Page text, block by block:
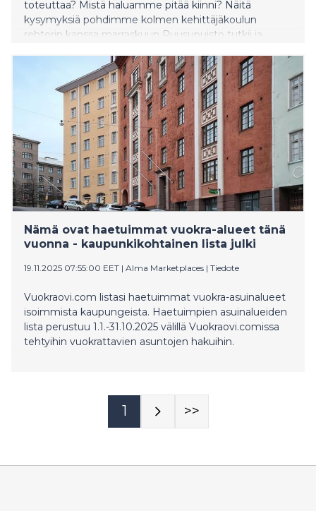
toteuttaa? Mistä haluamme pitää kiinni? Näitä
kysymyksiä pohdimme kolmen kehittäjäkoulun
rehtorin kanssa marraskuun Ruusupuisto tutkii ja
Nämä ovat haetuimmat vuokra-alueet tänä
vuonna - kaupunkikohtainen lista julki
19.11.2025 07:55:00 EET | Alma Marketplaces | Tiedote
Vuokraovi.com listasi haetuimmat vuokra-asuinalueet
isoimmista kaupungeista. Haetuimpien asuinalueiden
lista perustuu 1.1.-31.10.2025 välillä Vuokraovi.comissa
tehtyihin vuokrattavien asuntojen hakuihin.
1 >>